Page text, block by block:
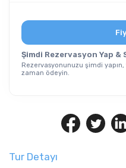
Tur Detayı
Şimdi Rezervasyon Yap &
Rezervasyonunuzu şimdi
zaman ödeyin.